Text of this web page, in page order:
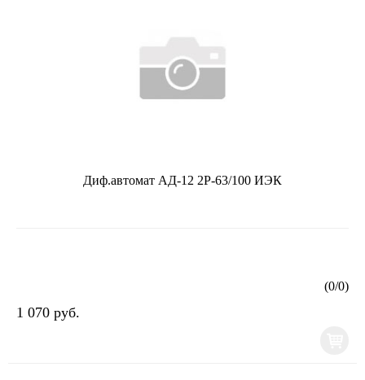
Диф.автомат АД-12 2Р-63/100 ИЭК
(0/0)
1 070 руб.